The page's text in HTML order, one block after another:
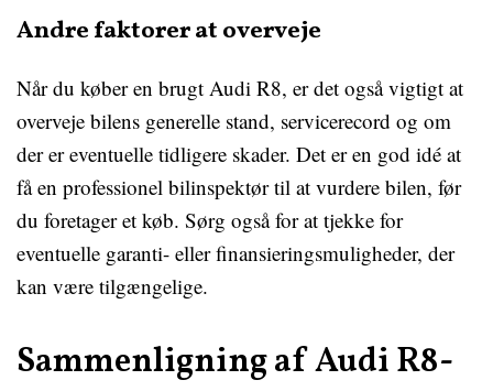
Andre faktorer at overveje
Når du køber en brugt Audi R8, er det også vigtigt at
overveje bilens generelle stand, servicerecord og om
der er eventuelle tidligere skader. Det er en god idé at
få en professionel bilinspektør til at vurdere bilen, før
du foretager et køb. Sørg også for at tjekke for
eventuelle garanti- eller finansieringsmuligheder, der
kan være tilgængelige.
Sammenligning af Audi R8-